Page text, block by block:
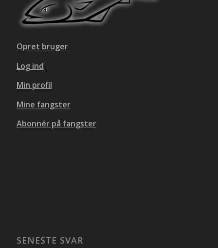
Opret bruger
Log ind
Min profil
Mine fangster
Abonnér på fangster
SENESTE SVAR